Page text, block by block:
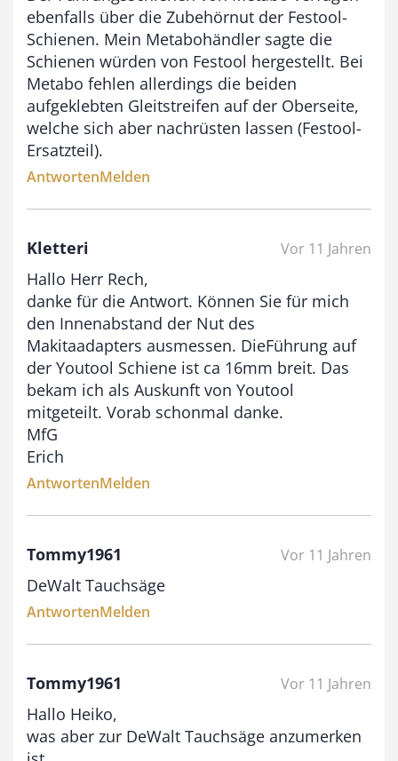
ebenfalls über die Zubehörnut der Festool-
Schienen. Mein Metabohändler sagte die
Schienen würden von Festool hergestellt. Bei
Metabo fehlen allerdings die beiden
aufgeklebten Gleitstreifen auf der Oberseite,
welche sich aber nachrüsten lassen (Festool-
Ersatzteil).
AntwortenMelden
Kletteri Vor 11 Jahren
Hallo Herr Rech,
danke für die Antwort. Können Sie für mich
den Innenabstand der Nut des
Makitaadapters ausmessen. DieFührung auf
der Youtool Schiene ist ca 16mm breit. Das
bekam ich als Auskunft von Youtool
mitgeteilt. Vorab schonmal danke.
MfG
Erich
AntwortenMelden
Tommy1961 Vor 11 Jahren
DeWalt Tauchsäge
AntwortenMelden
Tommy1961 Vor 11 Jahren
Hallo Heiko,
was aber zur DeWalt Tauchsäge anzumerken